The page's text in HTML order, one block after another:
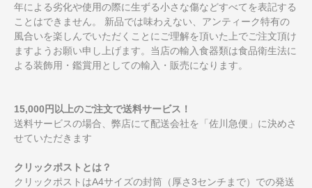
年による劣化や使用の際に生ずる小さな傷などすべてを表記する
ことはできません。 新品では味わえない、アンティーク特有の
風合いを楽しんでいただくことにご理解を頂いた上でご注文頂け
ますようお願い申し上げます。当店の輸入食器類は食品衛生法に
よる装飾用・鑑賞用としての輸入・販売になります。
15,000円以上のご注文で送料サービス！
送料サービスの場合、弊店にて配送会社を「佐川急便」に決めさ
せていただきます
クリックポストとは？
クリックポストはA4サイズの封筒（厚さ3センチまで）での発送